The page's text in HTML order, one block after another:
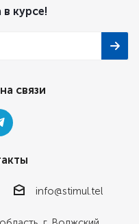
в курсе!
связи
info@stimul.tel